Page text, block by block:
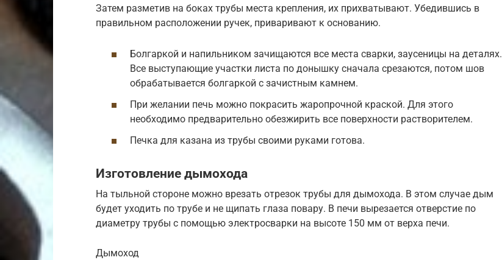
Затем разметив на боках трубы места крепления, их прихватывают. Убедившись в
правильном расположении ручек, приваривают к основанию.
Болгаркой и напильником зачищаются все места сварки, заусеницы на деталях.
Все выступающие участки листа по донышку сначала срезаются, потом шов
обрабатывается болгаркой с зачистным камнем.
При желании печь можно покрасить жаропрочной краской. Для этого
необходимо предварительно обезжирить все поверхности растворителем.
Печка для казана из трубы своими руками готова.
Изготовление дымохода
На тыльной стороне можно врезать отрезок трубы для дымохода. В этом случае дым
будет уходить по трубе и не щипать глаза повару. В печи вырезается отверстие по
диаметру трубы с помощью электросварки на высоте 150 мм от верха печи.
Дымоход